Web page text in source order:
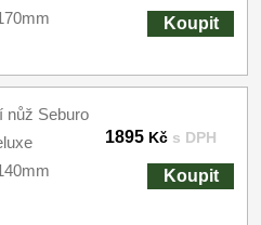
Koupit
nůž Seburo
1895 Kč s DPH
Koupit